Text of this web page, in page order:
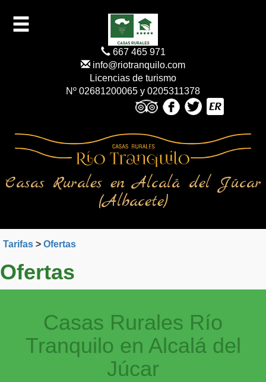
667 465 971
info@riotranquilo.com
Licencias de turismo
Nº 02681200065 y 0205311378
Casas Rurales en Alcalá del Júcar
(Albacete)
Tarifas > Ofertas
Ofertas
Casas Rurales Río
Tranquilo en Alcalá del
Júcar